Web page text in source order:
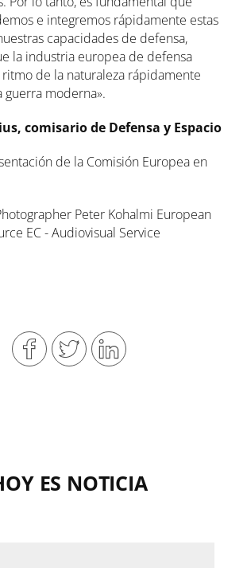
e integremos rápidamente estas
capacidades de defensa,
la industria europea de defensa
de la naturaleza rápidamente
moderna».
comisario de Defensa y Espacio
de la Comisión Europea en
Peter Kohalmi European
EC - Audiovisual Service
ES NOTICIA